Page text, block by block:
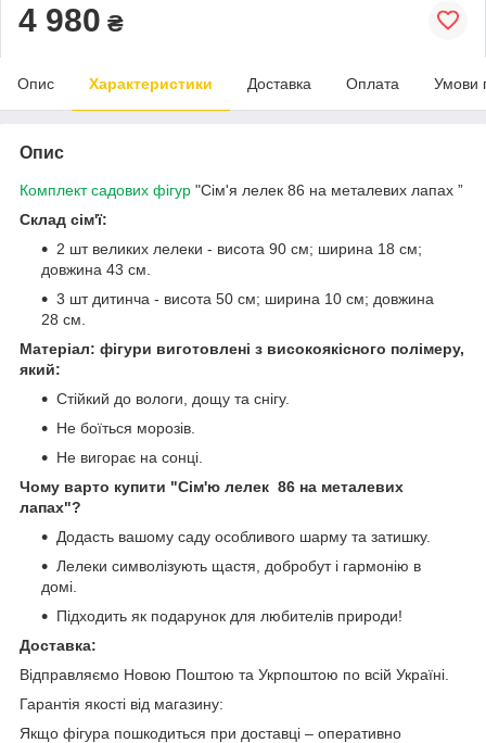
4 980 ₴
Опис Характеристики Доставка Оплата Умови
Опис
Комплект садових фігур "Сім'я лелек 86 на металевих лапах ”
Склад сім'ї:
2 шт великих лелеки - висота 90 см; ширина 18 см;
довжина 43 см.
3 шт дитинча - висота 50 см; ширина 10 см; довжина
28 см.
Матеріал: фігури виготовлені з високоякісного полімеру,
який:
Стійкий до вологи, дощу та снігу.
Не боїться морозів.
Не вигорає на сонці.
Чому варто купити "Сім'ю лелек 86 на металевих
лапах"?
Додасть вашому саду особливого шарму та затишку.
Лелеки символізують щастя, добробут і гармонію в
домі.
Підходить як подарунок для любителів природи!
Доставка:
Відправляємо Новою Поштою та Укрпоштою по всій Україні.
Гарантія якості від магазину:
Якщо фігура пошкодиться при доставці – оперативно